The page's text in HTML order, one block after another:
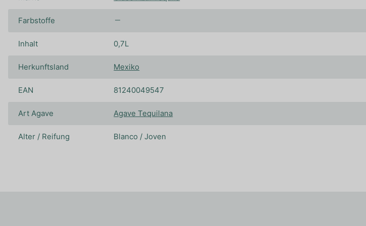
Farbstoffe
Inhalt 0,7L
Herkunftsland Mexiko
EAN 81240049547
Art Agave Agave Tequilana
Alter / Reifung Blanco / Joven